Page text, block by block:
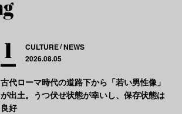
CULTURE NEWS
2026.08.05
古代ローマ時代の道路下から「若い男性像」
が出土。うつ伏せ状態が幸いし、保存状態は
良好